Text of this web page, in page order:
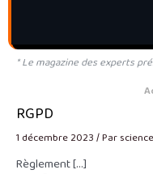
* Le magazine des experts
RGPD
1 décembre 2023/ Par
Règlement […]